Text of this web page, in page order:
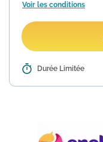
Voir les conditions
Détails : Sur le
Durée Limitée